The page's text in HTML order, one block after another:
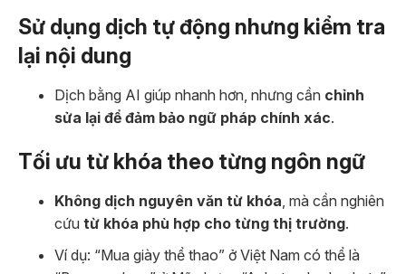
Sử dụng dịch tự động nhưng kiểm tra
lại nội dung
Dịch bằng AI giúp nhanh hơn, nhưng cần chỉnh
sửa lại để đảm bảo ngữ pháp chính xác.
Tối ưu từ khóa theo từng ngôn ngữ
Không dịch nguyên văn từ khóa, mà cần nghiên
cứu từ khóa phù hợp cho từng thị trường.
Ví dụ: “Mua giày thể thao” ở Việt Nam có thể là